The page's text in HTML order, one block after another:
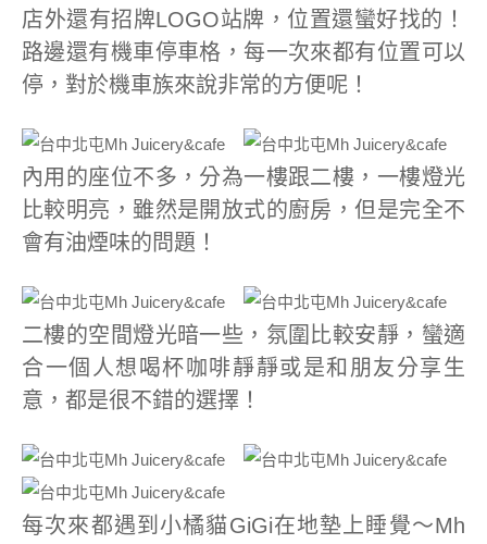
店外還有招牌LOGO站牌，位置還蠻好找的！
路邊還有機車停車格，每一次來都有位置可以
停，對於機車族來說非常的方便呢！
內用的座位不多，分為一樓跟二樓，一樓燈光
比較明亮，雖然是開放式的廚房，但是完全不
會有油煙味的問題！
二樓的空間燈光暗一些，氛圍比較安靜，蠻適
合一個人想喝杯咖啡靜靜或是和朋友分享生
意，都是很不錯的選擇！
每次來都遇到小橘貓GiGi在地墊上睡覺～Mh